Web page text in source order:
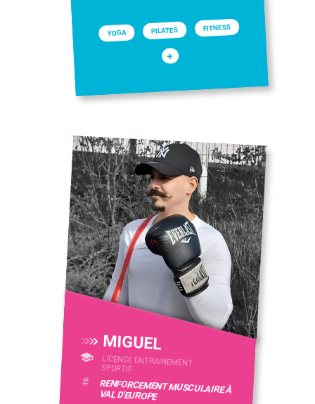
YOGA PILATES FITNESS
+
MIGUEL
LICENCE ENTRAINEMENT
SPORTIF
# RENFORCEMENT MUSCULAIRE À
VAL D'EUROPE